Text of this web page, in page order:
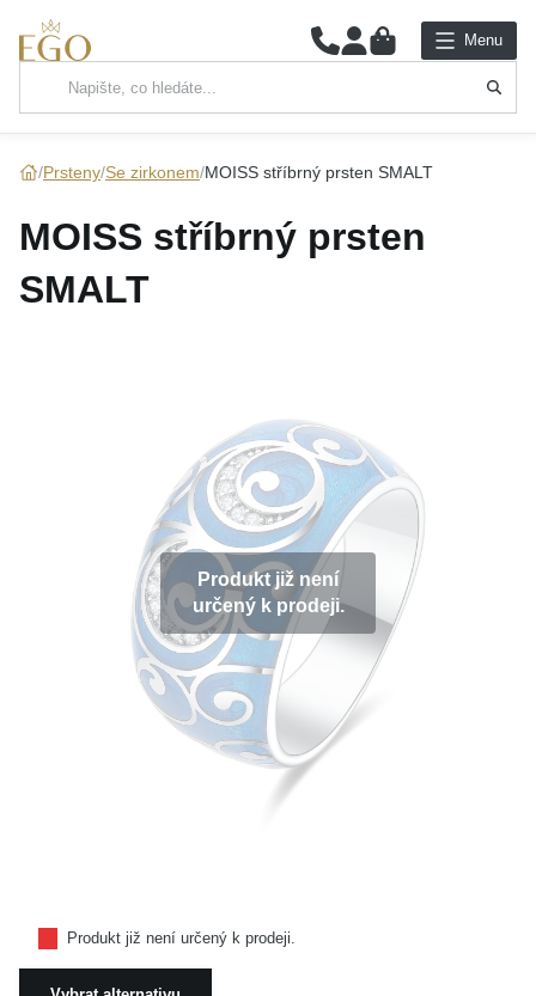
0 Menu
Hlavní kategorie
Prsteny Se zirkonem MOISS stříbrný prsten SMALT
MOISS stříbrný prsten
SMALT
Produkt již není
určený k prodeji.
Produkt již není určený k prodeji.